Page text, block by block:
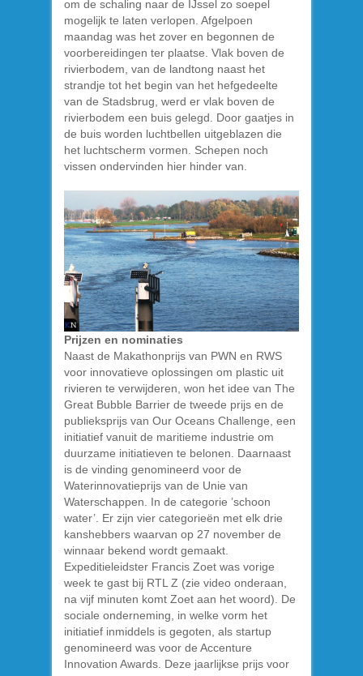
om de schaling naar de IJssel zo soepel
mogelijk te laten verlopen. Afgelpoen
maandag was het zover en begonnen de
voorbereidingen ter plaatse. Vlak boven de
rivierbodem, van de landtong naast het
strandje tot het begin van het hefgedeelte
van de Stadsbrug, werd er vlak boven de
rivierbodem een buis gelegd. Door gaatjes in
de buis worden luchtbellen uitgeblazen die
het luchtscherm vormen. Schepen noch
vissen ondervinden hier hinder van.
Prijzen en nominaties
Naast de Makathonprijs van PWN en RWS
voor innovatieve oplossingen om plastic uit
rivieren te verwijderen, won het idee van The
Great Bubble Barrier de tweede prijs en de
publieksprijs van Our Oceans Challenge, een
initiatief vanuit de maritieme industrie om
duurzame initiatieven te belonen. Daarnaast
is de vinding genomineerd voor de
Waterinnovatieprijs van de Unie van
Waterschappen. In de categorie ’schoon
water’. Er zijn vier categorieën met elk drie
kanshebbers waarvan op 27 november de
winnaar bekend wordt gemaakt.
Expeditieleidster Francis Zoet was vorige
week te gast bij RTL Z (zie video onderaan,
na vijf minuten komt Zoet aan het woord). De
sociale onderneming, in welke vorm het
initiatief inmiddels is gegoten, als startup
genomineerd was voor de Accenture
Innovation Awards. Deze jaarlijkse prijs voor